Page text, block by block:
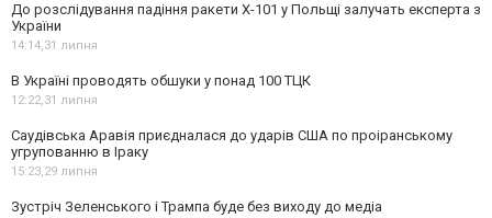
До розслідування падіння ракети Х-101 у Польщі залучать експерта з
України
14:14,31 липня
В Україні проводять обшуки у понад 100 ТЦК
12:22,31 липня
Саудівська Аравія приєдналася до ударів США по проіранському
угрупованню в Іраку
15:23,29 липня
Зустріч Зеленського і Трампа буде без виходу до медіа